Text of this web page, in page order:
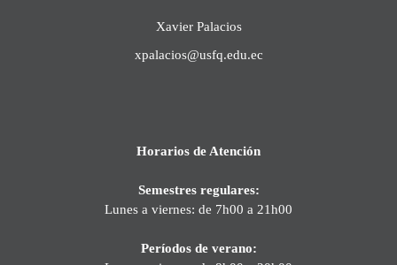
Xavier Palacios
xpalacios@usfq.edu.ec
Horarios de Atención
Semestres regulares:
Lunes a viernes: de 7h00 a 21h00
Períodos de verano: